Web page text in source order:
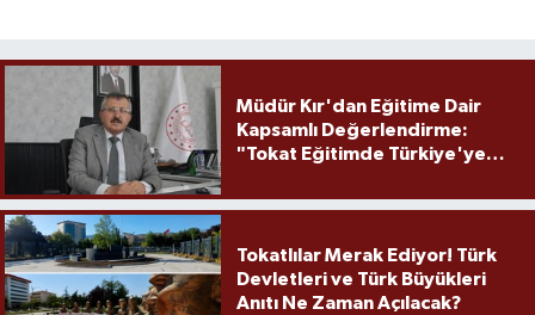
Müdür Kır'dan Eğitime Dair
Kapsamlı Değerlendirme:
"Tokat Eğitimde Türkiye'ye
Tokatlılar Merak Ediyor! Türk
Devletleri ve Türk Büyükleri
Anıtı Ne Zaman Açılacak?